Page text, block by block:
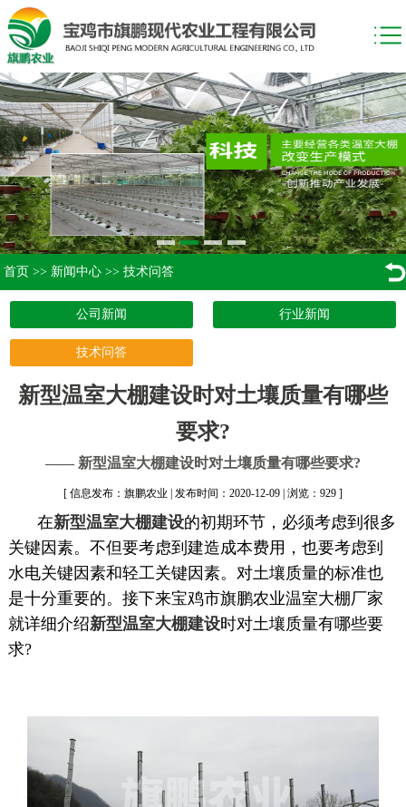
首页 >> 新闻中心 >> 技术问答
公司新闻 行业新闻
技术问答
新型温室大棚建设时对土壤质量有哪些
要求?
—— 新型温室大棚建设时对土壤质量有哪些要求?
[ 信息发布：旗鹏农业 | 发布时间：2020-12-09 | 浏览：929 ]
在新型温室大棚建设的初期环节，必须考虑到很多
关键因素。不但要考虑到建造成本费用，也要考虑到
水电关键因素和轻工关键因素。对土壤质量的标准也
是十分重要的。接下来宝鸡市旗鹏农业温室大棚厂家
就详细介绍新型温室大棚建设时对土壤质量有哪些要
求?